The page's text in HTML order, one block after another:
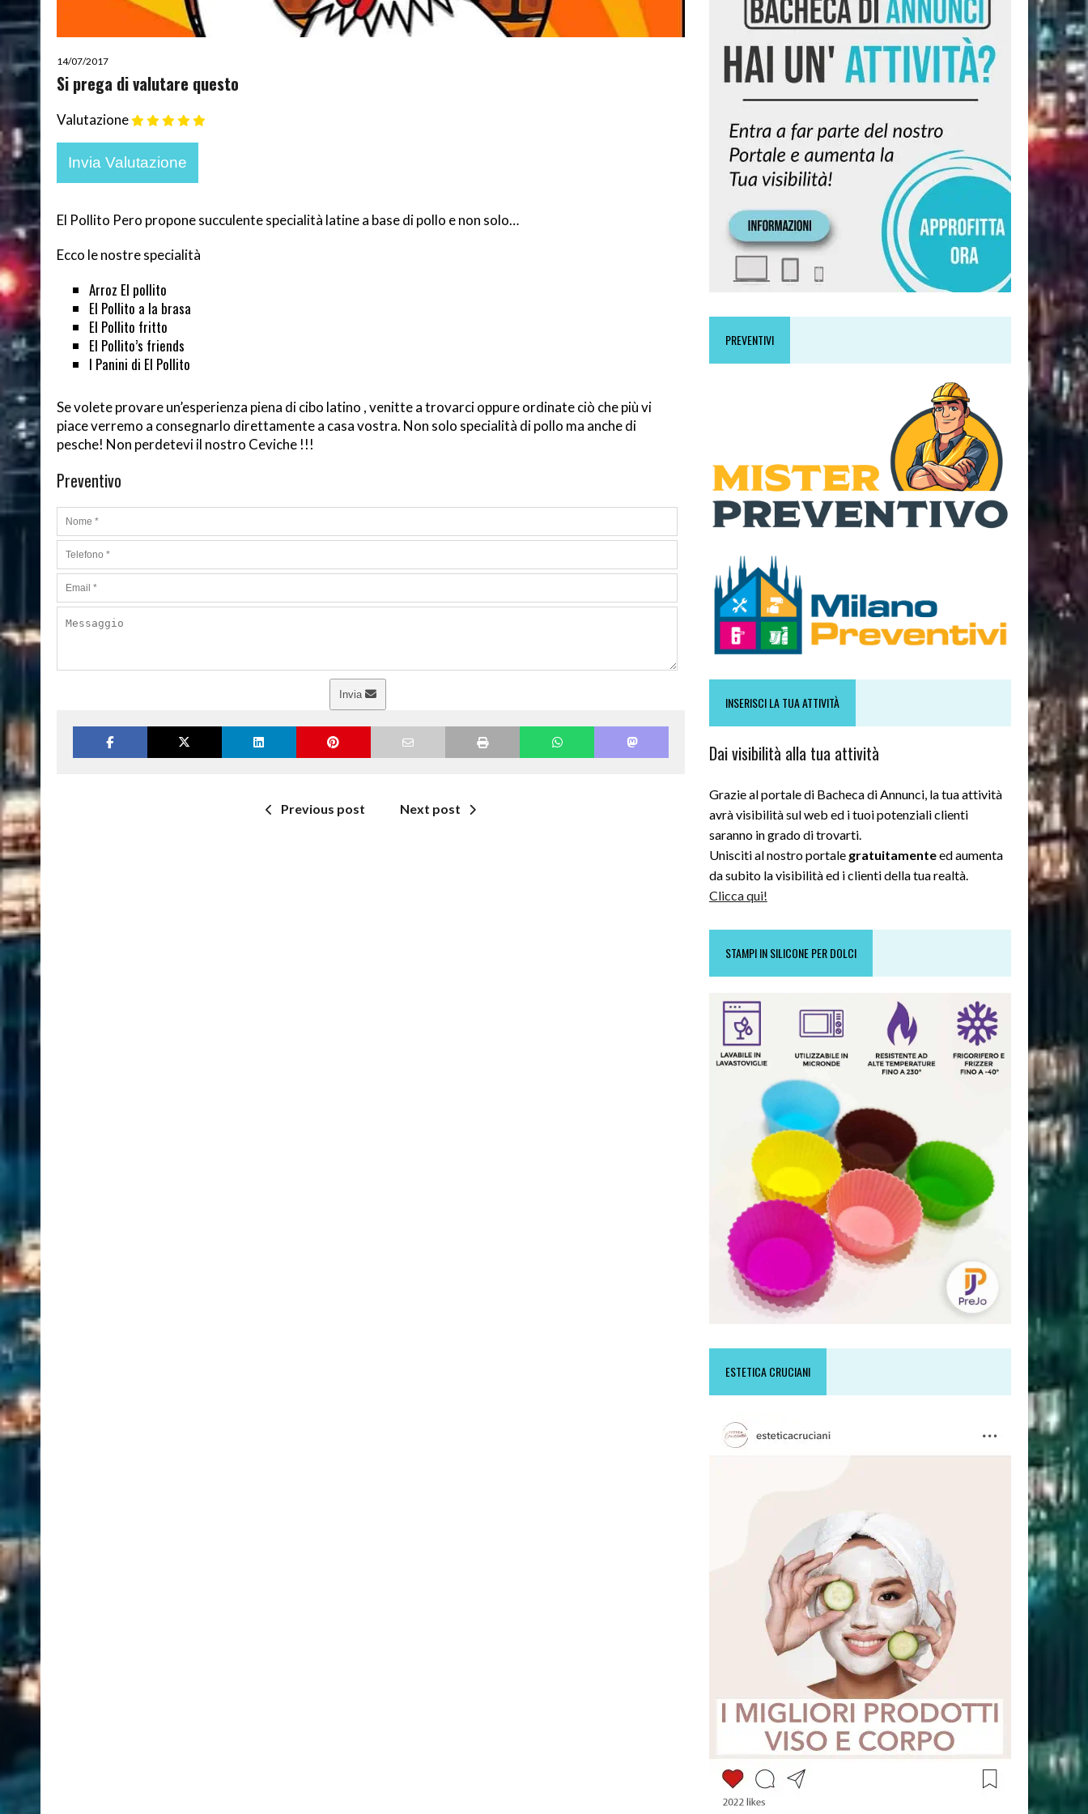
14/07/2017
Si prega di valutare questo
Valutazione
El Pollito Pero propone succulente specialità latine a base di pollo e non solo…
Ecco le nostre specialità
Arroz El pollito
El Pollito a la brasa
El Pollito fritto
El Pollito’s friends
I Panini di El Pollito
Se volete provare un’esperienza piena di cibo latino , venitte a trovarci oppure ordinate ciò che più vi
piace verremo a consegnarlo direttamente a casa vostra. Non solo specialità di pollo ma anche di
pesche! Non perdetevi il nostro Ceviche !!!
Preventivo
Invia
Previous post Next post
PREVENTIVI
INSERISCI LA TUA ATTIVITÀ
Dai visibilità alla tua attività
Grazie al portale di Bacheca di Annunci, la tua attività
avrà visibilità sul web ed i tuoi potenziali clienti
saranno in grado di trovarti.
Unisciti al nostro portale gratuitamenteed aumenta
da subito la visibilità ed i clienti della tua realtà.
Clicca qui!
STAMPI IN SILICONE PER DOLCI
ESTETICA CRUCIANI